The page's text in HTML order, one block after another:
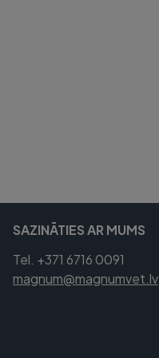
SAZINĀTIES AR MUMS
Tel. +371 6716 0091
magnum@magnumvet.lv